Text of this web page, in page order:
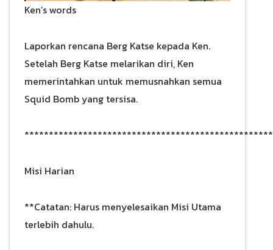
Ken’s words
Laporkan rencana Berg Katse kepada Ken.
Setelah Berg Katse melarikan diri, Ken
memerintahkan untuk memusnahkan semua
Squid Bomb yang tersisa.
Misi Harian
**Catatan: Harus menyelesaikan Misi Utama
terlebih dahulu.